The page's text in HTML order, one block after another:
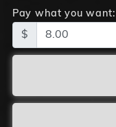
Pay what you want:
$